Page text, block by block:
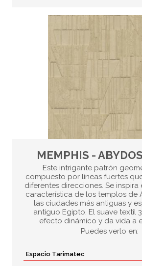
MEMPHIS -
Este intrigante patrón
compuesto por líneas fuertes
diferentes direcciones. Se inspira
característica de los templos de
las ciudades más antiguas y
antiguo Egipto. El suave textil
efecto dinámico y da vida a
Puedes verlo en:
Espacio Tarimatec